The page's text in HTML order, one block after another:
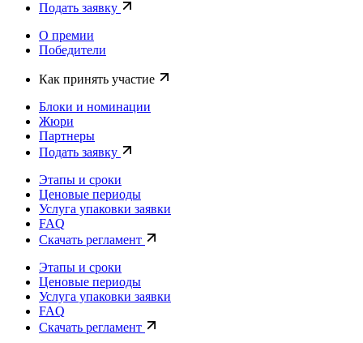
Подать заявку
О премии
Победители
Как принять участие
Блоки и номинации
Жюри
Партнеры
Подать заявку
Этапы и сроки
Ценовые периоды
Услуга упаковки заявки
FAQ
Скачать регламент
Этапы и сроки
Ценовые периоды
Услуга упаковки заявки
FAQ
Скачать регламент